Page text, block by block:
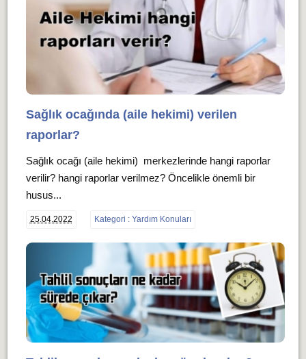
Sağlık ocağında (aile hekimi) verilen
raporlar?
Sağlık ocağı (aile hekimi) merkezlerinde hangi raporlar
verilir? hangi raporlar verilmez? Öncelikle önemli bir
husus...
25.04.2022 Kategori : Yardım Konuları